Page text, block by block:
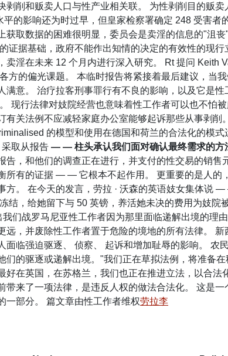
削和贩卖人口与性产业相关联。 为性剥削目的贩
的影响还为时过早，但皇家检察署确定 248 受害者
取数据的困难很明显，委员会是卖淫的信息的"沮
证据基础，政府不能作出知情的决定的有效性的现
淫在未来 12 个月内进行深入研究。 Rt 提问 Keith
方的偏光课题。 本临时报告将紧接着最后建议，当
满意。 治疗拉客刑事罪行有不良的影响，以及它是
现行法律对妓院经营也意味着性工作者可以也不怕
有关法例不应减轻家庭办公室能够起诉那些从事剥
的模型和使用在德国和荷兰的合法化的模
取从报告 — — 柱头承认我们面对确认最终需求的方
告，和他们的调查正在进行，并支付的性交易的销售
所有的证据 — — 它根本不起作用。 更重要的是人的
方。 在今天的发言，劳拉 · 沃森的英语妓女集体说
结，给她留下与 50 英镑，养活她未决的费用为妓院
们战罗马尼亚性工作者因为那里面临递解出境的理
远，并废除性工作者置于危险的境地的所有法律。
临强迫驱逐、 侦察、 起诉和增加耻辱的影响。 农
们的驱逐或递解出境。"我们正在草拟法例，将准备
在英国，在苏格兰，我们也正在推进立法，以合
带来了一项法律，是违反人权的做法合法化。 这是
一部分。 篇文章由性工作者维权劳拉李